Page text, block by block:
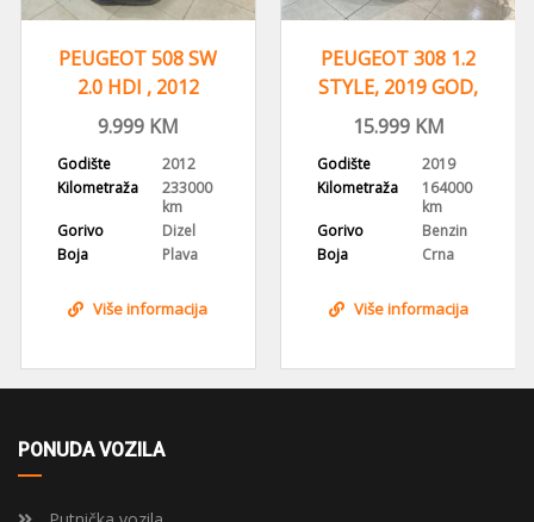
PEUGEOT 508 SW
2.0 HDI , 2012
GODINA, NAVI,HEAD
9.999KM
Godište
2012
Kilometraža
233000
km
Gorivo
Dizel
Boja
Plava
Više informacija
PEUGEOT 308 1.2
STYLE, 2019 GOD,
NAVIGACIJA,ALU
15.999KM
Godište
2019
Kilometraža
164000
km
Gorivo
Benzin
Boja
Crna
Više informacija
PONUDA VOZILA